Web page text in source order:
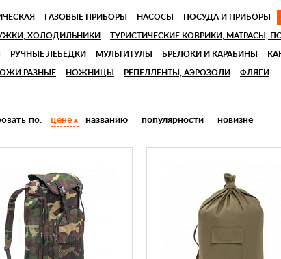
ГАЗОВЫЕ ПРИБОРЫ НАСОСЫ ПОСУДА И ПРИБОРЫ
ХОЛОДИЛЬНИКИ ТУРИСТИЧЕСКИЕ КОВРИКИ, МАТРАСЫ,
РУЧНЫЕ ЛЕБЕДКИ МУЛЬТИТУЛЫ БРЕЛОКИ И КАРАБИНЫ
РАЗНЫЕ НОЖНИЦЫ РЕПЕЛЛЕНТЫ, АЭРОЗОЛИ ФЛЯГИ
по: цене названию популярности новизне